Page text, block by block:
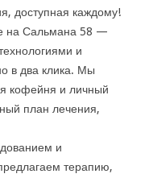
доступная каждому!
на Сальмана 58 —
и
в два клика. Мы
кофейня и личный
план лечения,
и
терапию,